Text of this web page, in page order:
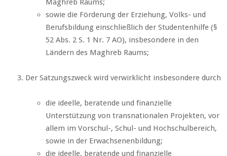
Maghreb Raums;
sowie die Förderung der Erziehung, Volks- und
Berufsbildung einschließlich der Studentenhilfe (§
52 Abs. 2 S. 1 Nr. 7 AO), insbesondere in den
Ländern des Maghreb Raums;
Der Satzungszweck wird verwirklicht insbesondere durch
die ideelle, beratende und finanzielle
Unterstützung von transnationalen Projekten, vor
allem im Vorschul-, Schul- und Hochschulbereich,
sowie in der Erwachsenenbildung;
die ideelle, beratende und finanzielle